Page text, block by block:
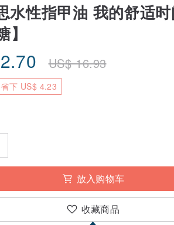
水性指甲油 我的舒适
US$16.93
下 US$ 4.23
放入购物车
收藏商品